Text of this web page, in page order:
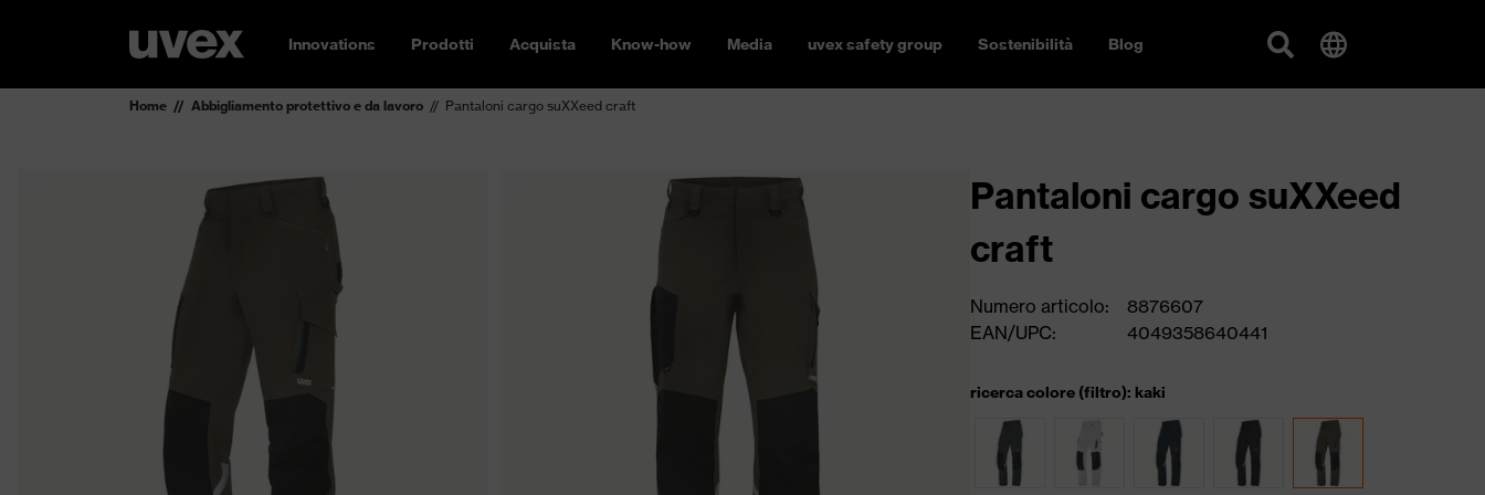
Innovations Prodotti Acquista Know-how Media uvex safety group Sostenibilità Blog
Home Abbigliamento protettivo e da lavoro Pantaloni cargo suXXeed craft
Pantaloni cargo suXXeed
craft
Numero articolo:
8876607
EAN/UPC:
4049358640441
ricerca colore (filtro): kaki